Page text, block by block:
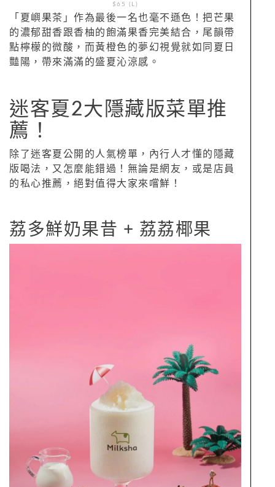
$65 (L)
「夏嶼果茶」作為最後一名也毫不遜色！把芒果
的濃郁甜香跟香柚的飽滿果香完美結合，尾韻帶
點檸檬的微酸，而黃橙色的夢幻視覺就如同夏日
豔陽，帶來滿滿的盛夏沁涼感。
迷客夏2大隱藏版菜單推
薦！
除了迷客夏公開的人氣榜單，內行人才懂的隱藏
版喝法，又怎麼能錯過！無論是網友，或是店員
的私心推薦，絕對值得大家來嚐鮮！
荔多鮮奶果昔 + 荔荔椰果